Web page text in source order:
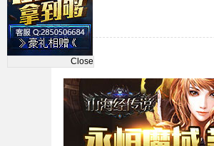
Close